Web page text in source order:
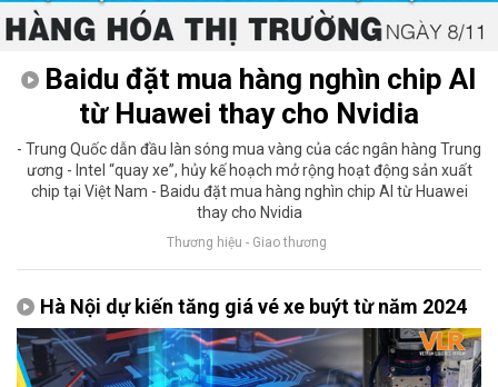
Baidu đặt mua hàng nghìn chip AI
từ Huawei thay cho Nvidia
- Trung Quốc dẫn đầu làn sóng mua vàng của các ngân hàng Trung
ương - Intel “quay xe”, hủy kế hoạch mở rộng hoạt động sản xuất
chip tại Việt Nam - Baidu đặt mua hàng nghìn chip AI từ Huawei
thay cho Nvidia
Thương hiệu - Giao thương
Hà Nội dự kiến tăng giá vé xe buýt từ năm 2024